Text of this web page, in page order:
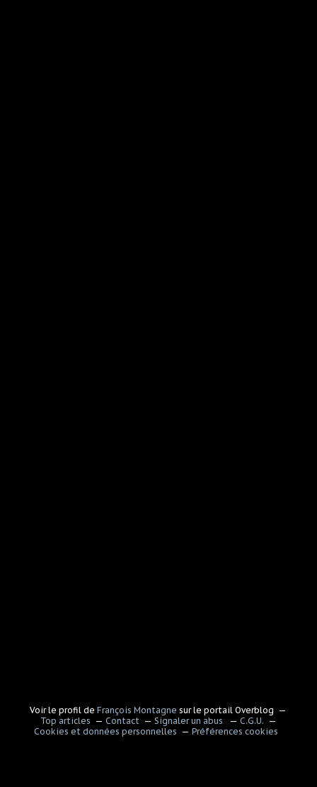
Voir le profil deFrançois Montagne sur le portail Overblog
Top articles
Contact Signaler un abus
C.G.U.
Cookies et données personnelles
Préférences cookies